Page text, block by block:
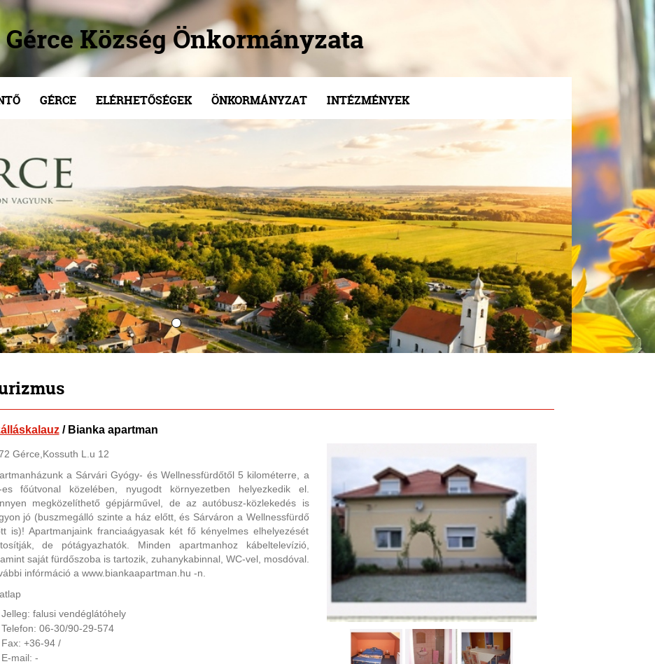
Gérce Község Önkormányzata
GÉRCE ELÉRHETŐSÉGEK ÖNKORMÁNYZAT INTÉZMÉNYEK
/ Bianka apartman
Gérce,Kossuth L.u 12
a Sárvári Gyógy- és Wellnessfürdőtől 5 kilométerre, a
es főútvonal közelében, nyugodt környezetben helyezkedik el.
megközelíthető gépjárművel, de az autóbusz-közlekedés is
jó (buszmegálló szinte a ház előtt, és Sárváron a Wellnessfürdő
is)! Apartmanjaink franciaágyasak két fő kényelmes elhelyezését
de pótágyazhatók. Minden apartmanhoz kábeltelevízió,
saját fürdőszoba is tartozik, zuhanykabinnal, WC-vel, mosdóval.
infórmáció a www.biankaapartman.hu -n.
Jelleg: falusi vendéglátóhely
Telefon: 06-30/90-29-574
Fax: +36-94 /
E-mail: -